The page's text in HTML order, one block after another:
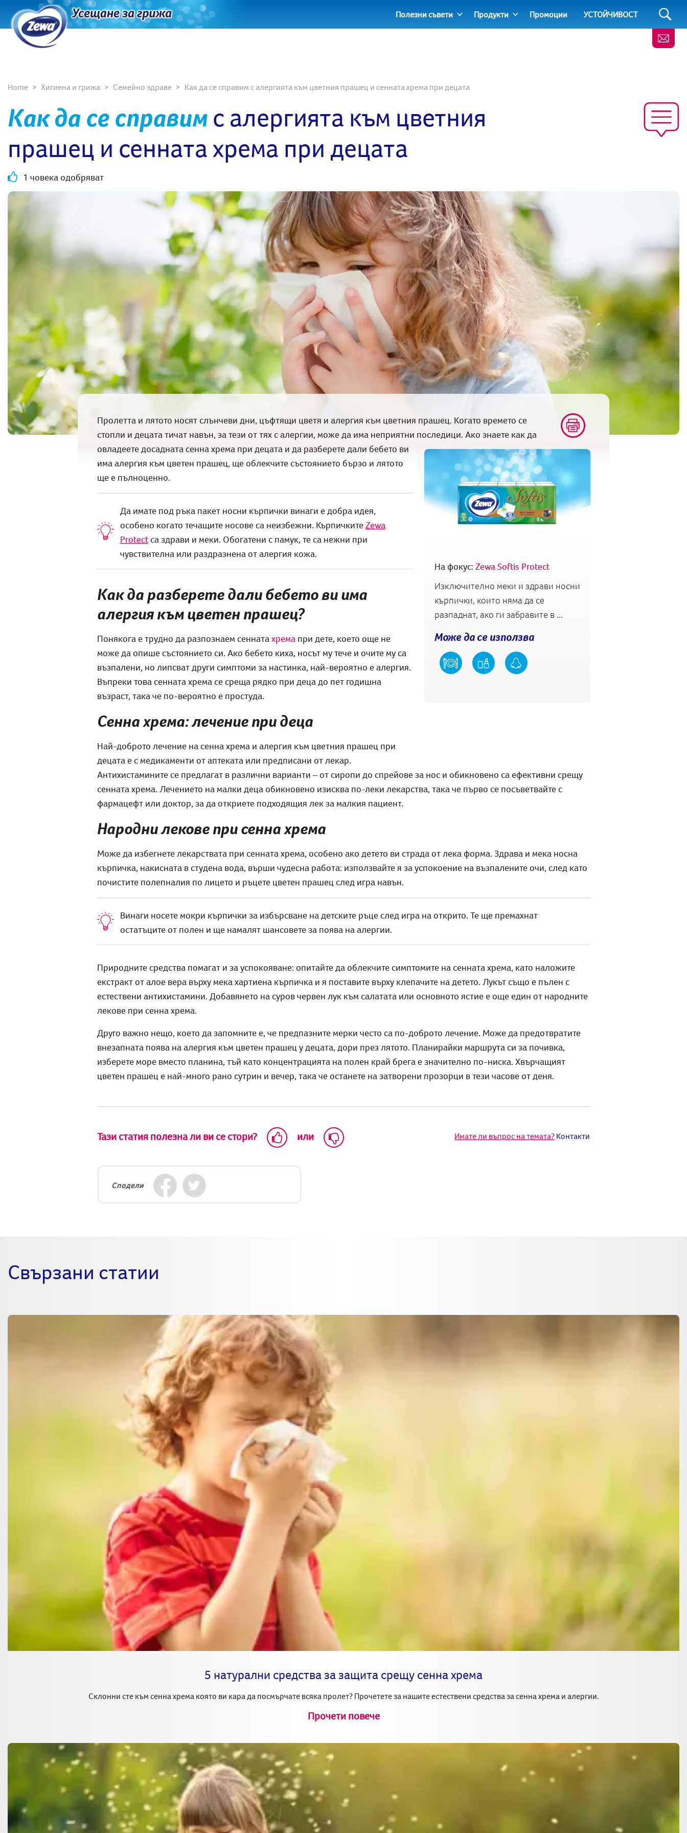
Полезни съвети Продукти Промоции УСТОЙЧИВОСТ
Home Хигиена и грижа Семейно здраве Как да се справим с алергията към цветния прашец и сенната хрема при децата
Как да се справим с алергията към цветния
прашец и сенната хрема при децата
1 човека одобряват
На фокус: Zewa Softis Protect
Изключително меки и здрави носни
кърпички, които няма да се
разпаднат, ако ги забравите в ...
Може да се използва
Пролетта и лятото носят слънчеви дни, цъфтящи цветя и алергия към цветния прашец. Когато времето се
стопли и децата тичат навън, за тези от тях с алергии, може да има неприятни последици. Ако знаете как да
овладеете досадната сенна хрема при децата и да разберете дали бебето ви
има алергия към цветен прашец, ще облекчите състоянието бързо и лятото
ще е пълноценно.
Да имате под ръка пакет носни кърпички винаги е добра идея,
особено когато течащите носове са неизбежни. КърпичкитеZewa
Protectса здрави и меки. Обогатени с памук, те са нежни при
чувствителна или раздразнена от алергия кожа.
Как да разберете дали бебето ви има
алергия към цветен прашец?
Понякога е трудно да разпознаем сенната хрема при дете, което още не
може да опише състоянието си. Ако бебето киха, носът му тече и очите му са
възпалени, но липсват други симптоми за настинка, най-вероятно е алергия.
Въпреки това сенната хрема се среща рядко при деца до пет годишна
възраст, така че по-вероятно е простуда.
Сенна хрема: лечение при деца
Най-доброто лечение на сенна хрема и алергия към цветния прашец при
децата е с медикаменти от аптеката или предписани от лекар.
Антихистамините се предлагат в различни варианти – от сиропи до спрейове за нос и обикновено са ефективни срещу
сенната хрема. Лечението на малки деца обикновено изисква по-леки лекарства, така че първо се посъветвайте с
фармацефт или доктор, за да откриете подходящия лек за малкия пациент.
Народни лекове при сенна хрема
Може да избегнете лекарствата при сенната хрема, особено ако детето ви страда от лека форма. Здрава и мека носна
кърпичка, накисната в студена вода, върши чудесна работа: използвайте я за успокоение на възпалените очи, след като
почистите полепналия по лицето и ръцете цветен прашец след игра навън.
Винаги носете мокри кърпички за избърсване на детските ръце след игра на открито. Те ще премахнат
остатъците от полен и ще намалят шансовете за поява на алергии.
Природните средства помагат и за успокояване: опитайте да облекчите симптомите на сенната хрема, като наложите
екстракт от алое вера върху мека хартиена кърпичка и я поставите върху клепачите на детето. Лукът също е пълен с
естествени антихистамини. Добавянето на суров червен лук към салатата или основното ястие е още един от народните
лекове при сенна хрема.
Друго важно нещо, което да запомните е, че предпазните мерки често са по-доброто лечение. Може да предотвратите
внезапната поява на алергия към цветен прашец у децата, дори през лятото. Планирайки маршрута си за почивка,
изберете море вместо планина, тъй като концентрацията на полен край брега е значително по-ниска. Хвърчащият
цветен прашец е най-много рано сутрин и вечер, така че останете на затворени прозорци в тези часове от деня.
Тази статия полезна ли ви се стори? или Имате ли въпрос на темата? Контакти
Сподели
Свързани статии
5 натурални средства за защита срещу сенна хрема
Склонни сте към сенна хрема която ви кара да посмърчате всяка пролет? Прочетете за нашите естествени средства за сенна хрема и алергии.
Прочети повече